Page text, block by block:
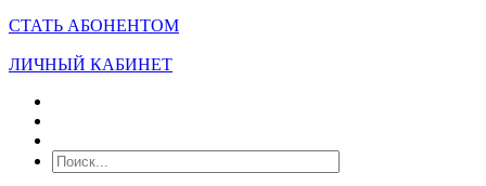
СТАТЬ АБОНЕНТОМ
ЛИЧНЫЙ КАБИНЕТ